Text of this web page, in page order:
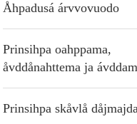
Åhpadusá árvvovuodo
Prinsihpa oahppama,
åvddånahttema ja
Prinsihpa skåvlå